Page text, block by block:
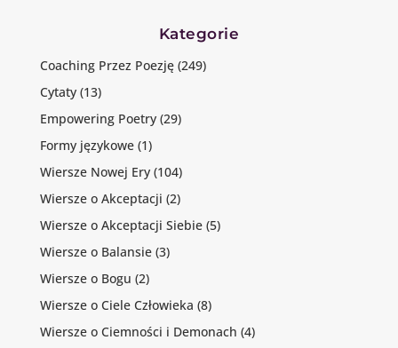
Kategorie
Coaching Przez Poezję(249)
Cytaty(13)
Empowering Poetry(29)
Formy językowe(1)
Wiersze Nowej Ery(104)
Wiersze o Akceptacji (2)
Wiersze o Akceptacji Siebie(5)
Wiersze o Balansie(3)
Wiersze o Bogu (2)
Wiersze o Ciele Człowieka (8)
Wiersze o Ciemności i Demonach (4)